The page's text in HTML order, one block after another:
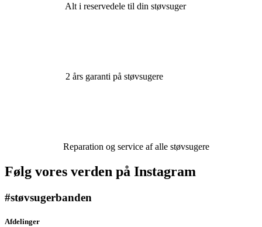
Alt i reservedele til din støvsuger
2 års garanti på støvsugere
Reparation og service af alle støvsugere
Følg vores verden på Instagram
#støvsugerbanden
Afdelinger